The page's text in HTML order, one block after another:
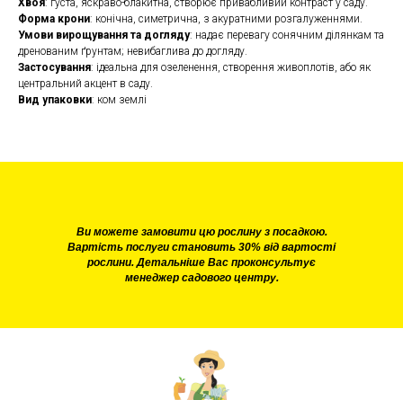
Хвоя: густа, яскраво-блакитна, створює привабливий контраст у саду.
Форма крони: конічна, симетрична, з акуратними розгалуженнями.
Умови вирощування та догляду: надає перевагу сонячним ділянкам та
дренованим ґрунтам; невибаглива до догляду.
Застосування: ідеальна для озеленення, створення живоплотів, або як
центральний акцент в саду.
Вид упаковки: ком землі
Ви можете замовити цю рослину з посадкою.
Вартість послуги становить 30% від вартості
рослини. Детальніше Вас проконсультує
менеджер садового центру.